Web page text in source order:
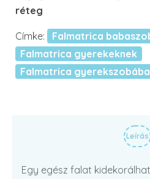
réteg
Címke:
Falmatrica
Falmatrica gyerekeknek
Falmatrica gyerekszobába
Leírás
Egy egész falat